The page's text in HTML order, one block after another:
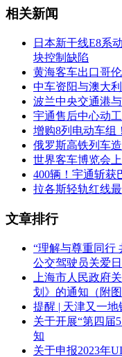
相关新闻
日本新干线E8系
块控制缺陷
黄海客车出口哥
中车资阳与澳大
波兰中央交通港
宇通售后中心动
增购8列电动车组
俄罗斯高铁列车
世界客车博览会
400辆！宇通斩获
拉各斯轻轨红线
文章排行
“理解与尊重同行
公交驾驶员关爱
上海市人民政府
划》的通知（附图
提醒 | 天津又一地
关于开展“第四届
知
关于申报2023年